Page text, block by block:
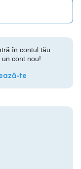
în contul tău
cont nou!
te